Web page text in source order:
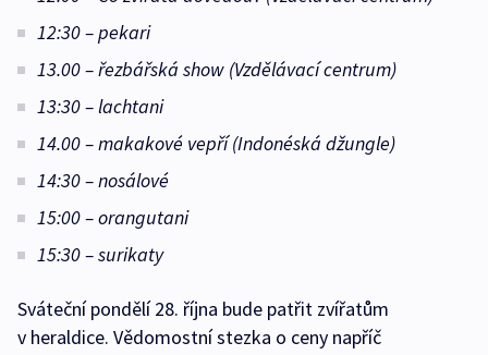
12:30 – pekari
13.00 – řezbářská show (Vzdělávací centrum)
13:30 – lachtani
14.00 – makakové vepří (Indonéská džungle)
14:30 – nosálové
15:00 – orangutani
15:30 – surikaty
Sváteční pondělí 28. října bude patřit zvířatům
v heraldice. Vědomostní stezka o ceny napříč